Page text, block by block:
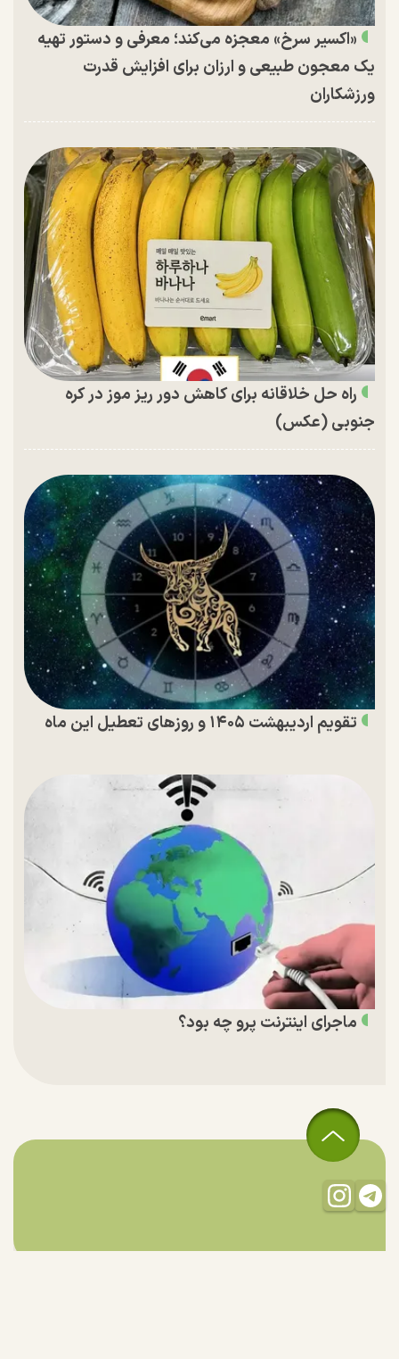
«اکسیر سرخ» معجزه می‌کند؛ معرفی و دستور تهیه
یک معجون طبیعی و ارزان برای افزایش قدرت
ورزشکاران
راه حل خلاقانه برای کاهش دور ریز موز در کره
جنوبی (عکس)
تقویم اردیبهشت ۱۴۰۵ و روز‌های تعطیل این ماه
ماجرای اینترنت پرو چه بود؟